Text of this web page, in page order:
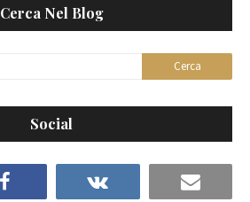
Cerca Nel Blog
Social